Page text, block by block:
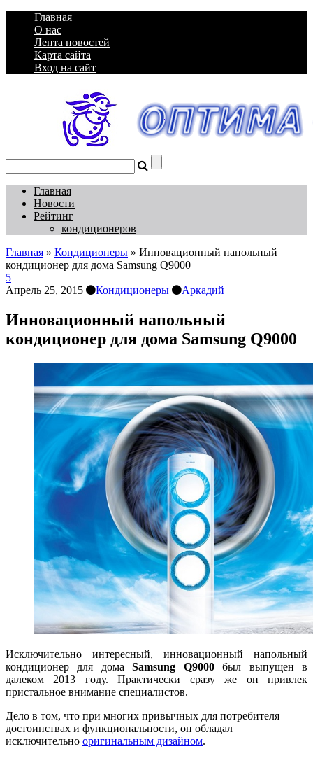
Главная
О нас
Лента новостей
Карта сайта
Вход на сайт
Главная
Новости
Рейтинг
кондиционеров
Главная » Кондиционеры » Инновационный напольный
кондиционер для дома Samsung Q9000
5
Апрель 25, 2015
Кондиционеры Аркадий
Инновационный напольный
кондиционер для дома Samsung Q9000
Исключительно интересный, инновационный напольный
кондиционер для домаSamsung Q9000был выпущен в
далеком 2013 году. Практически сразу же он привлек
пристальное внимание специалистов.
Дело в том, что при многих привычных для потребителя
достоинствах и функциональности, он обладал
исключительно оригинальным дизайном.